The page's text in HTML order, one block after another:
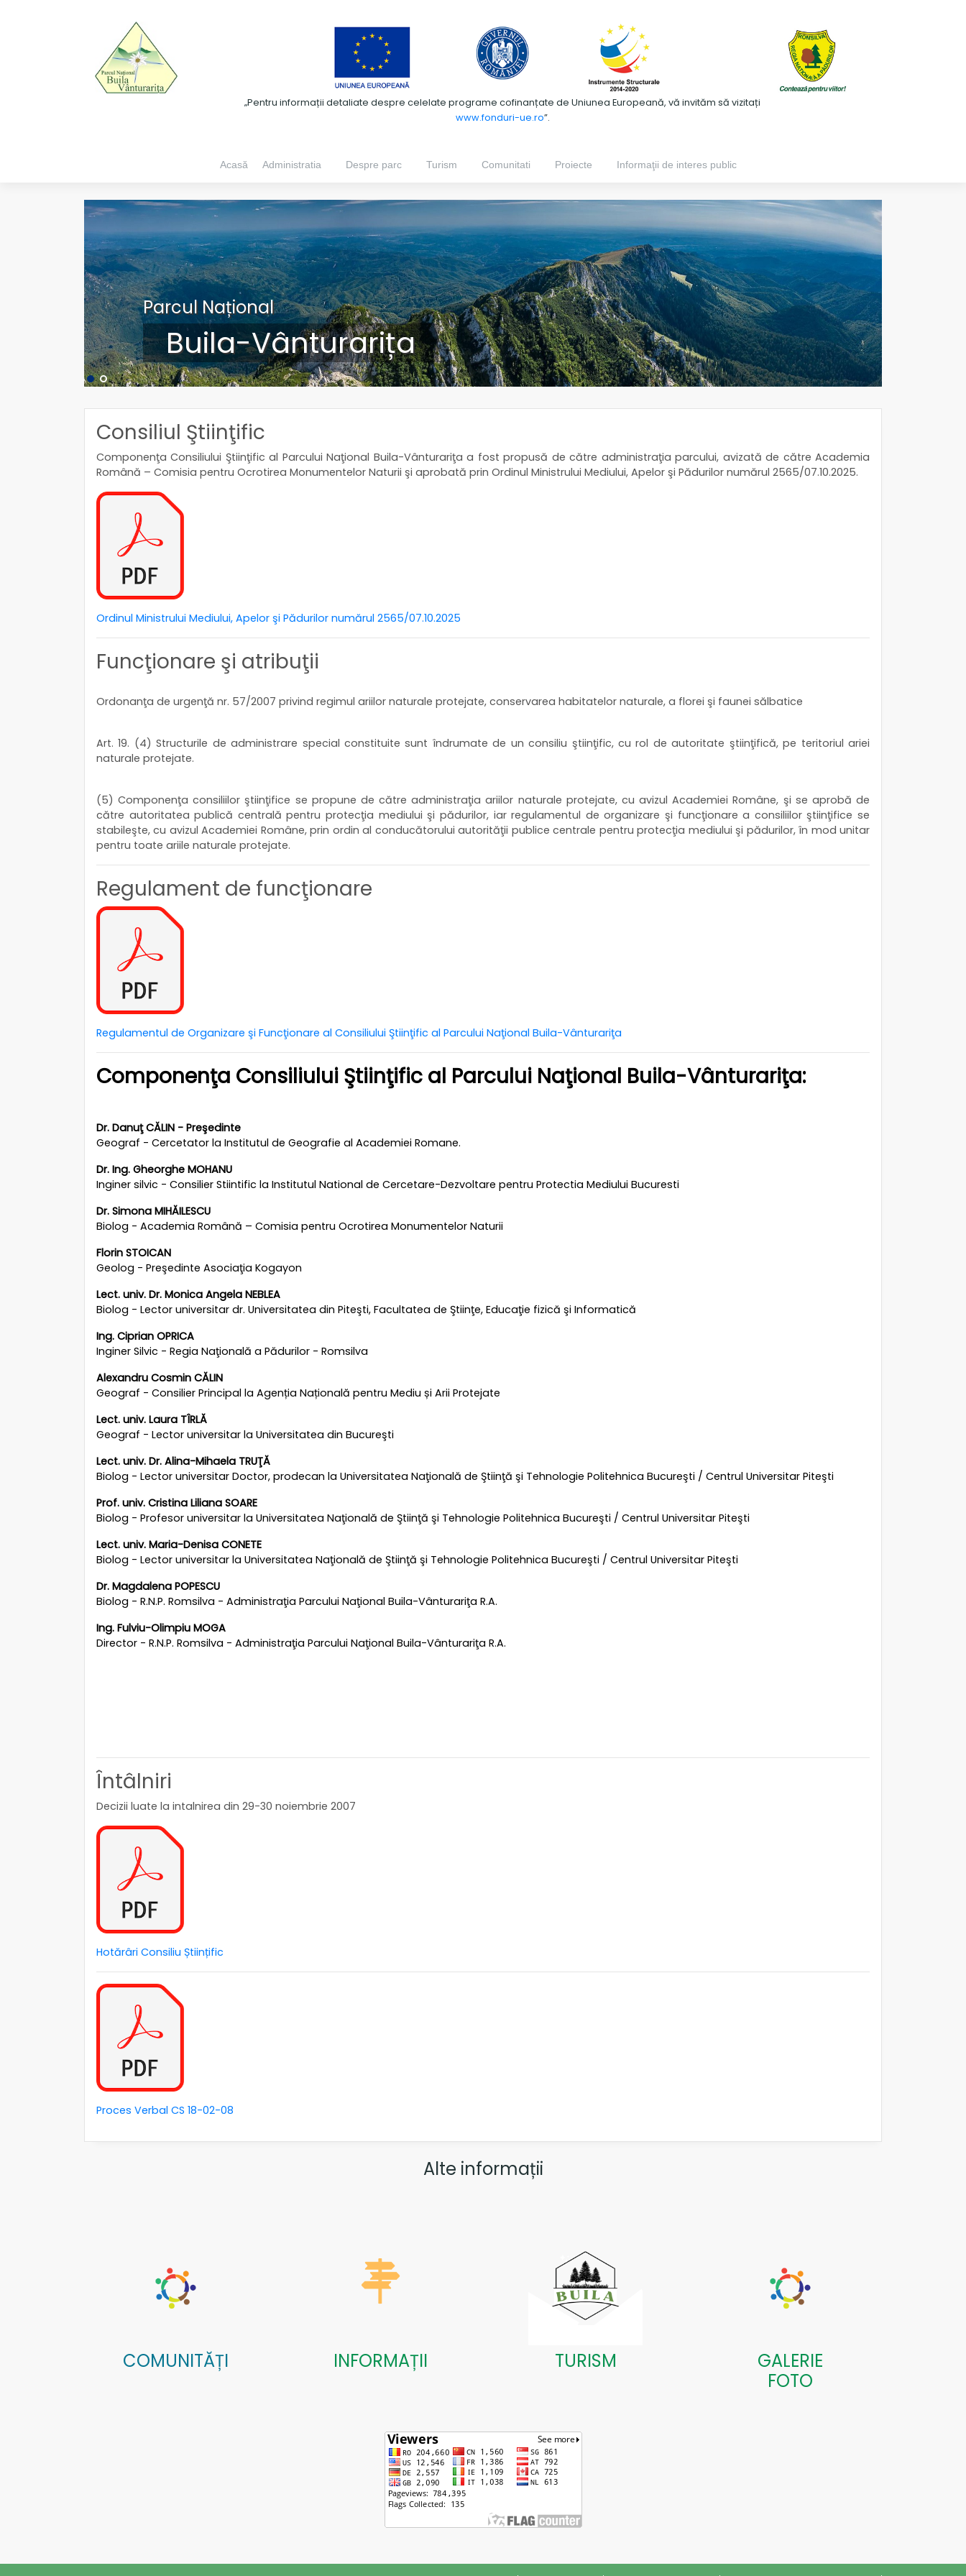
„Pentru informații detaliate despre celelate programe cofinanțate de Uniunea Europeană, vă invităm să vizitați
www.fonduri-ue.ro”.
Acasă Administratia Despre parc Turism Comunitati Proiecte Informaţii de interes public
Parcul Național
Buila-Vânturarița
Consiliul Ştiinţific
Componenţa Consiliului Ştiinţific al Parcului Naţional Buila-Vânturariţa a fost propusă de către administraţia parcului, avizată de către Academia
Română – Comisia pentru Ocrotirea Monumentelor Naturii şi aprobată prin Ordinul Ministrului Mediului, Apelor şi Pădurilor numărul 2565/07.10.2025.
Ordinul Ministrului Mediului, Apelor şi Pădurilor numărul 2565/07.10.2025
Funcţionare şi atribuţii
Ordonanţa de urgenţă nr. 57/2007 privind regimul ariilor naturale protejate, conservarea habitatelor naturale, a florei şi faunei sălbatice
Art. 19. (4) Structurile de administrare special constituite sunt îndrumate de un consiliu ştiinţific, cu rol de autoritate ştiinţifică, pe teritoriul ariei
naturale protejate.
(5) Componenţa consiliilor ştiinţifice se propune de către administraţia ariilor naturale protejate, cu avizul Academiei Române, şi se aprobă de
către autoritatea publică centrală pentru protecţia mediului şi pădurilor, iar regulamentul de organizare şi funcţionare a consiliilor ştiinţifice se
stabileşte, cu avizul Academiei Române, prin ordin al conducătorului autorităţii publice centrale pentru protecţia mediului şi pădurilor, în mod unitar
pentru toate ariile naturale protejate.
Regulament de funcţionare
Regulamentul de Organizare şi Funcţionare al Consiliului Ştiinţific al Parcului Naţional Buila-Vânturariţa
Componenţa Consiliului Ştiinţific al Parcului Naţional Buila-Vânturariţa:
Dr. Danuţ CĂLIN - Preşedinte
Geograf - Cercetator la Institutul de Geografie al Academiei Romane.
Dr. Ing. Gheorghe MOHANU
Inginer silvic - Consilier Stiintific la Institutul National de Cercetare-Dezvoltare pentru Protectia Mediului Bucuresti
Dr. Simona MIHĂILESCU
Biolog - Academia Română – Comisia pentru Ocrotirea Monumentelor Naturii
Florin STOICAN
Geolog - Preşedinte Asociaţia Kogayon
Lect. univ. Dr. Monica Angela NEBLEA
Biolog - Lector universitar dr. Universitatea din Piteşti, Facultatea de Ştiinţe, Educaţie fizică şi Informatică
Ing. Ciprian OPRICA
Inginer Silvic - Regia Naţională a Pădurilor - Romsilva
Alexandru Cosmin CĂLIN
Geograf - Consilier Principal la Agenția Națională pentru Mediu și Arii Protejate
Lect. univ. Laura TÎRLĂ
Geograf - Lector universitar la Universitatea din Bucureşti
Lect. univ. Dr. Alina-Mihaela TRUŢĂ
Biolog - Lector universitar Doctor, prodecan la Universitatea Naţională de Ştiinţă şi Tehnologie Politehnica Bucureşti / Centrul Universitar Piteşti
Prof. univ. Cristina Liliana SOARE
Biolog - Profesor universitar la Universitatea Naţională de Ştiinţă şi Tehnologie Politehnica Bucureşti / Centrul Universitar Piteşti
Lect. univ. Maria-Denisa CONETE
Biolog - Lector universitar la Universitatea Naţională de Ştiinţă şi Tehnologie Politehnica Bucureşti / Centrul Universitar Piteşti
Dr. Magdalena POPESCU
Biolog - R.N.P. Romsilva - Administraţia Parcului Naţional Buila-Vânturariţa R.A.
Ing. Fulviu-Olimpiu MOGA
Director - R.N.P. Romsilva - Administraţia Parcului Naţional Buila-Vânturariţa R.A.
Întâlniri
Decizii luate la intalnirea din 29-30 noiembrie 2007
Hotărâri Consiliu Științific
Proces Verbal CS 18-02-08
Alte informații
COMUNITĂȚI INFORMAȚII TURISM
GALERIE
FOTO